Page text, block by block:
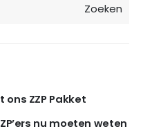
Zoeken
ZZP Pakket
nu moeten weten